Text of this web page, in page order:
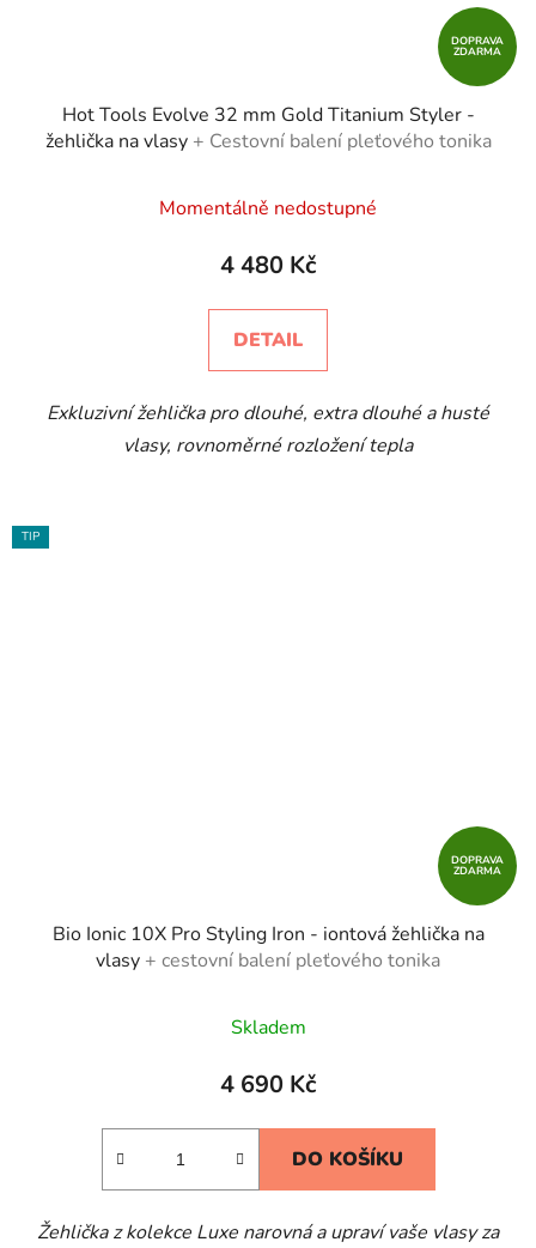
DOPRAVA
ZDARMA
Hot Tools Evolve 32 mm Gold Titanium Styler -
žehlička na vlasy + Cestovní balení pleťového tonika
Momentálně nedostupné
4 480 Kč
DETAIL
Exkluzivní žehlička pro dlouhé, extra dlouhé a husté
vlasy, rovnoměrné rozložení tepla
TIP
DOPRAVA
ZDARMA
Bio Ionic 10X Pro Styling Iron - iontová žehlička na
vlasy + cestovní balení pleťového tonika
Skladem
4 690 Kč
DO KOŠÍKU
Žehlička z kolekce Luxe narovná a upraví vaše vlasy za